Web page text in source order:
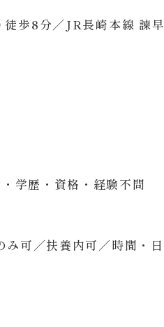
歩8分／JR長崎本線 諫早
学歴・資格・経験不問
可／扶養内可／時間・日